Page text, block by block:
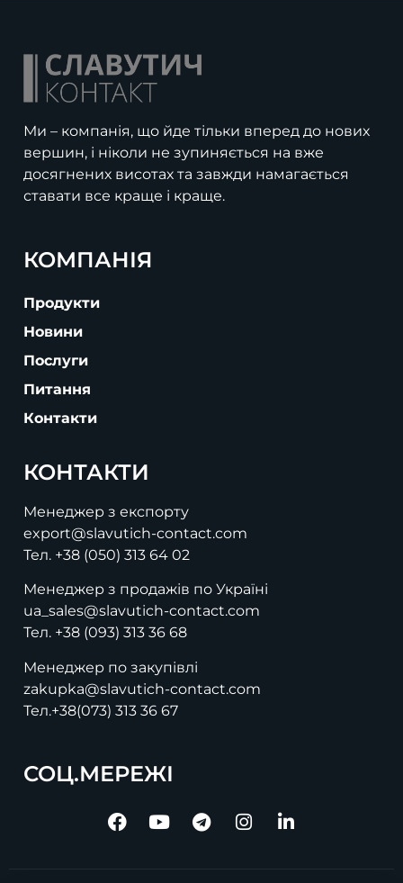
Ми – компанія, що йде тільки вперед до нових
вершин, і ніколи не зупиняється на вже
досягнених висотах та завжди намагається
ставати все краще і краще.
КОМПАНІЯ
Продукти
Новини
Послуги
Питання
Контакти
КОНТАКТИ
Менеджер з експорту
export@slavutich-contact.com
Тел. +38 (050) 313 64 02
Менеджер з продажів по Україні
ua_sales@slavutich-contact.com
Тел. +38 (093) 313 36 68
Менеджер по закупівлі
zakupka@slavutich-contact.com
Тел.+38(073) 313 36 67
СОЦ.МЕРЕЖІ